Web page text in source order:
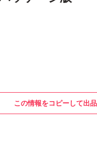
この情報をコピーして出